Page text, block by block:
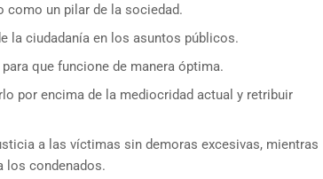
como un pilar de la sociedad.
la ciudadanía en los asuntos públicos.
que funcione de manera óptima.
por encima de la mediocridad actual y retribuir
a las víctimas sin demoras excesivas, mientras
los condenados.